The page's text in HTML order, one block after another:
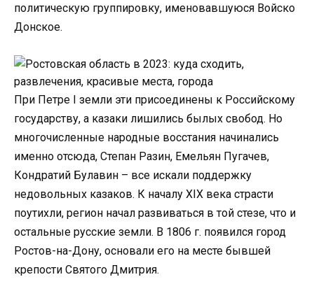
политическую группировку, именовавшуюся Войско
Донское.
При Петре I земли эти присоединены к Российскому
государству, а казаки лишились былых свобод. Но
многочисленные народные восстания начинались
именно отсюда, Степан Разин, Емельян Пугачев,
Кондратий Булавин – все искали поддержку
недовольных казаков. К началу XIX века страсти
поутихли, регион начал развиваться в той стезе, что и
остальные русские земли. В 1806 г. появился город
Ростов-на-Дону, основали его на месте бывшей
крепости Святого Дмитрия.